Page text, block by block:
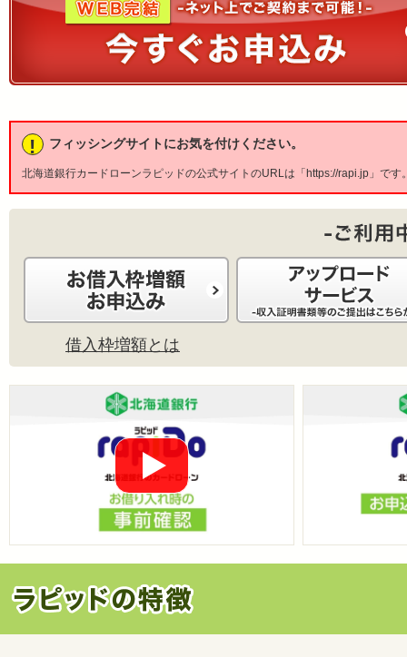
! フィッシングサイトにお気を付けください。
北海道銀行カードローンラピッドの公式サイトのURLは「https://rapi.jp」で
借入枠増額とは